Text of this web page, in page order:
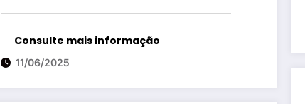
Consulte mais informação
11/06/2025